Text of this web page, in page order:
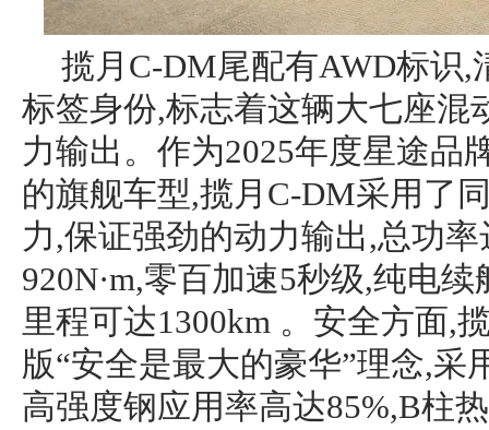
揽月C-DM尾配有AWD标识,
标签身份,标志着这辆大七座混
力输出。作为2025年度星途品
的旗舰车型,揽月C-DM采用了
力,保证强劲的动力输出,总功率
920N·m,零百加速5秒级,纯电
里程可达1300km 。安全方面,
版“安全是最大的豪华”理念,采
高强度钢应用率高达85%,B柱